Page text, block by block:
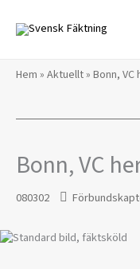
innehåll
Hem » Aktuellt» Bonn,
Bonn, VC
080302